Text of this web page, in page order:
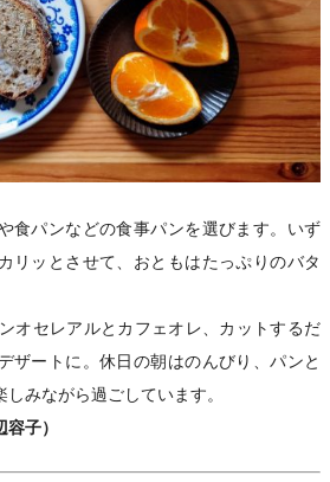
食パンなどの食事パンを選びます。いず
リッとさせて、おともはたっぷりのバタ
オセレアルとカフェオレ、カットするだ
ザートに。休日の朝はのんびり、パンと
みながら過ごしています。
子）